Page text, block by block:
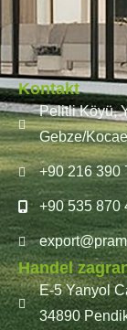
Kontakt
Pelitli Köyü,
Gebze/
+90 216 390
+90 535 870
Handel
E-5 Yanyol
34890